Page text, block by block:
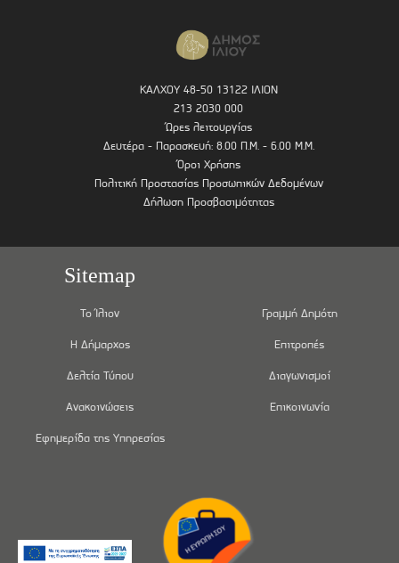
ΚΑΛΧΟΥ 48-50 13122 ΙΛΙΟΝ
213 2030 000
Ώρες λειτουργίας
Δευτέρα - Παρασκευή: 8.00 Π.Μ. - 6.00 Μ.Μ.
Όροι Χρήσης
Πολιτική Προστασίας Προσωπικών Δεδομένων
Δήλωση Προσβασιμότητας
Sitemap
Το Ίλιον
Η Δήμαρχος
Δελτία Τύπου
Ανακοινώσεις
Εφημερίδα της Υπηρεσίας
Γραμμή Δημότη
Επιτροπές
Διαγωνισμοί
Επικοινωνία